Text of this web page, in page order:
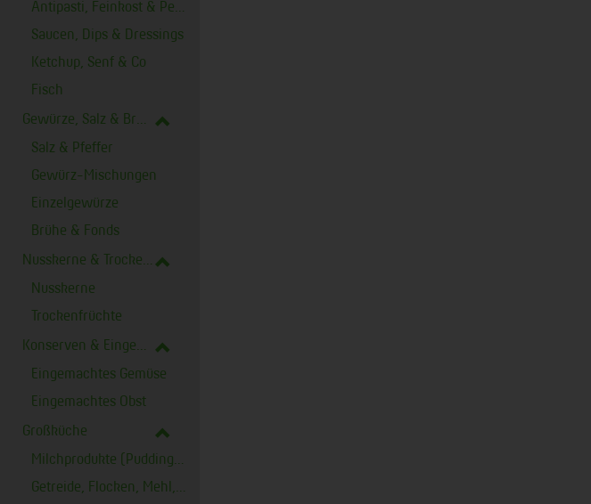
Saucen, Dips & Dressings
Ketchup, Senf & Co
Fisch
Gewürze, Salz & Brühe
Salz & Pfeffer
Gewürz-Mischungen
Einzelgewürze
Brühe & Fonds
Nusskerne & Trockenfrüchte
Nusskerne
Trockenfrüchte
Konserven & Eingemachtes
Eingemachtes Gemüse
Eingemachtes Obst
Großküche